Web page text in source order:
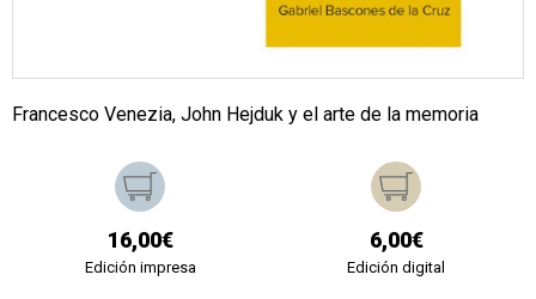
Francesco Venezia, John Hejduk y el arte de la memoria
16,00€
Edición impresa
6,00€
Edición digital